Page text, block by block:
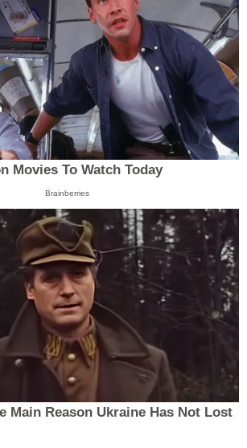
Movies To Watch Today
Brainberries
Main Reason Ukraine Has Not Lost